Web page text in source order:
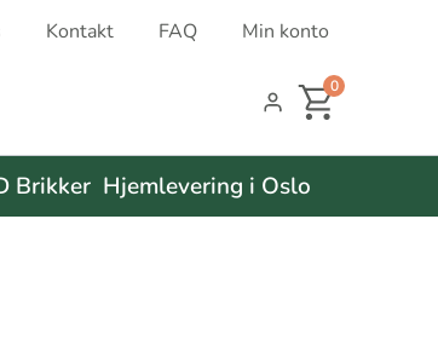
Kontakt FAQ Min konto
0
Brikker Hjemlevering i Oslo